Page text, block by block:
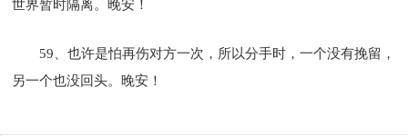
世界暂时隔离。晚安！
59、也许是怕再伤对方一次，所以分手时，一个没有挽留，
另一个也没回头。晚安！